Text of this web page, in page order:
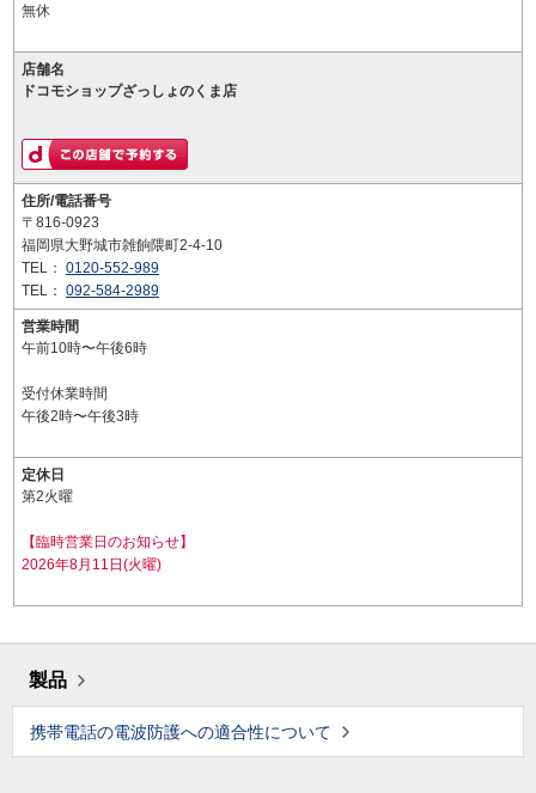
無休
店舗名
ドコモショップざっしょのくま店
住所/電話番号
〒816-0923
福岡県大野城市雑餉隈町2-4-10
TEL： 0120-552-989
TEL： 092-584-2989
営業時間
午前10時〜午後6時
受付休業時間
午後2時〜午後3時
定休日
第2火曜
【臨時営業日のお知らせ】
2026年8月11日(火曜)
製品
携帯電話の電波防護への適合性について